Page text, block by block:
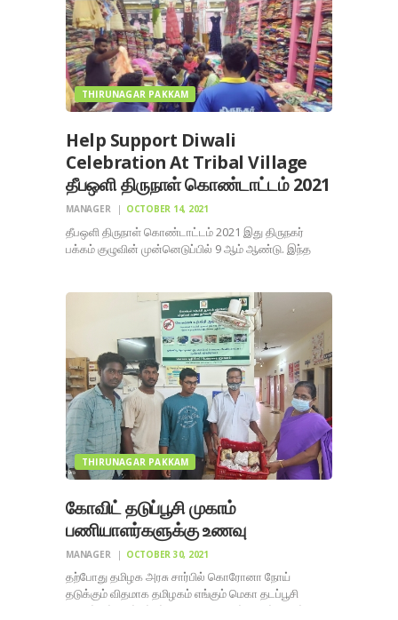
THIRUNAGAR PAKKAM
Help Support Diwali
Celebration At Tribal Village
தீபஒளி திருநாள் கொண்டாட்டம் 2021
MANAGER OCTOBER 14, 2021
தீபஒளி திருநாள் கொண்டாட்டம் 2021 இது திருநகர்
பக்கம் குழுவின் முன்னெடுப்பில் 9 ஆம் ஆண்டு. இந்த
குழந்தைகளுக்கு புத்தாடை(350*80:₹30000/.) அங்கு
வசிக்கும் குடும்ப உறுப்பினர்கள் 300 நபர்களுக்கு
அறுசுவை விருந்து ₹20000/. 50 குடும்பங்களுக்கு இனிப்பு
மற்றும்…
THIRUNAGAR PAKKAM
கோவிட் தடுப்பூசி முகாம்
பணியாளர்களுக்கு உணவு
MANAGER OCTOBER 30, 2021
தற்போது தமிழக அரசு சார்பில் கொரோனா நோய்
தடுக்கும் விதமாக தமிழகம் எங்கும் மெகா தடப்பூசி
முகாம்கள் நடத்தப்பட்டு வருகிறது. அக்டோபர் மாதம்